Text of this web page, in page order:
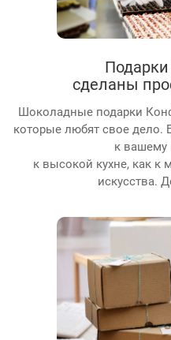
сделаны
Шоколадные подарки
которые любят свое дело.
к вашему
к высокой кухне, как к
искусства.